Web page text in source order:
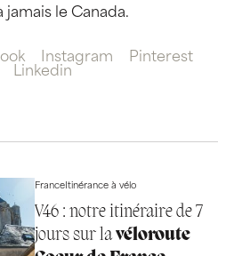
jamais le Canada.
Instagram
Pinterest
Linkedin
FranceItinérance à vélo
V46 : notre itinéraire de 7
jours sur lavéloroute